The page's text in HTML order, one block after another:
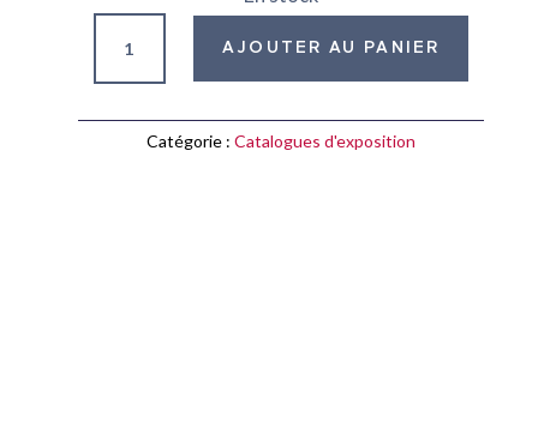
AJOUTER AU PANIER
Catégorie : Catalogues d'exposition